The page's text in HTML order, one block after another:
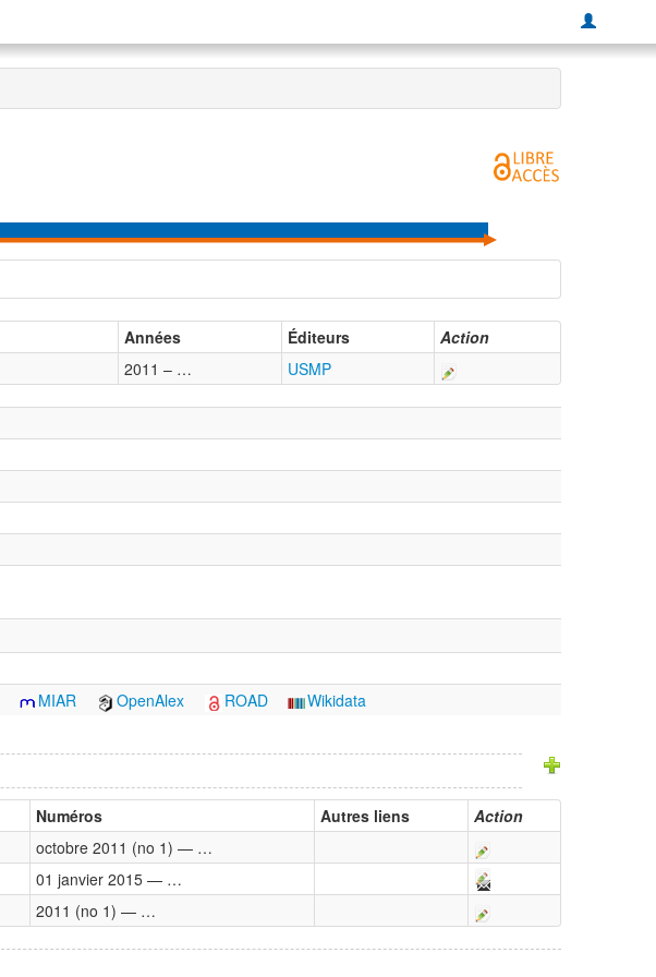
Années Éditeurs
Action
2011 – … USMP
MIAR OpenAlex ROAD Wikidata
Numéros Autres liens
Action
octobre 2011 (no 1) — …
01 janvier 2015 — …
2011 (no 1) — …